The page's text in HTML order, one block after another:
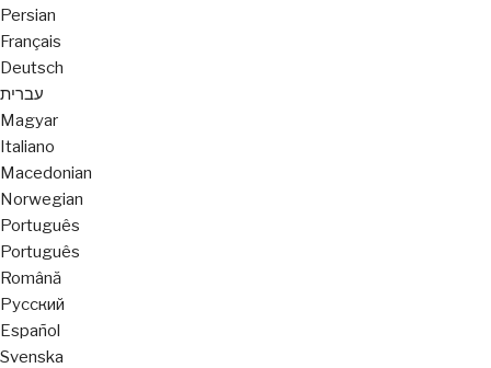
Persian
Français
Deutsch
עברית
Magyar
Italiano
Macedonian
Norwegian
Português
Português
Română
Русский
Español
Svenska